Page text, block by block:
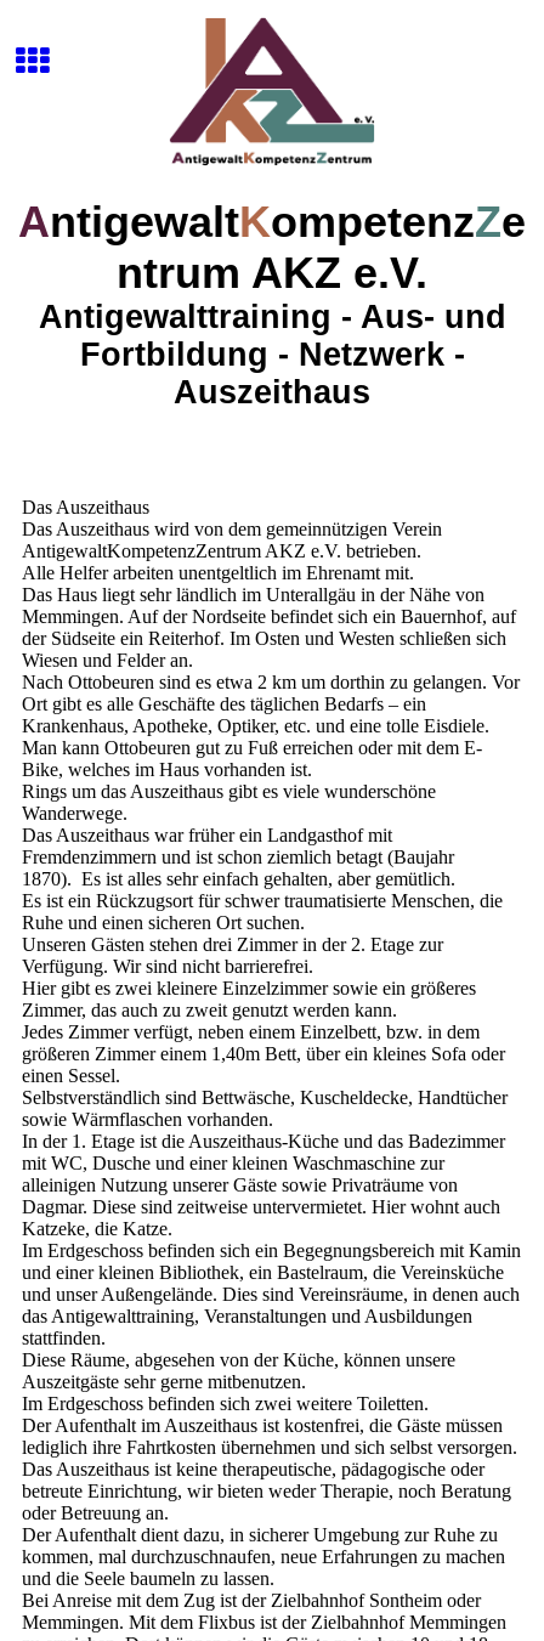
AntigewaltKompetenzZe
ntrum AKZ e.V.
Antigewalttraining - Aus- und
Fortbildung - Netzwerk -
Auszeithaus
Das Auszeithaus
Das Auszeithaus wird von dem gemeinnützigen Verein
AntigewaltKompetenzZentrum AKZ e.V. betrieben.
Alle Helfer arbeiten unentgeltlich im Ehrenamt mit.
Das Haus liegt sehr ländlich im Unterallgäu in der Nähe von
Memmingen. Auf der Nordseite befindet sich ein Bauernhof, auf
der Südseite ein Reiterhof. Im Osten und Westen schließen sich
Wiesen und Felder an.
Nach Ottobeuren sind es etwa 2 km um dorthin zu gelangen. Vor
Ort gibt es alle Geschäfte des täglichen Bedarfs – ein
Krankenhaus, Apotheke, Optiker, etc. und eine tolle Eisdiele.
Man kann Ottobeuren gut zu Fuß erreichen oder mit dem E-
Bike, welches im Haus vorhanden ist.
Rings um das Auszeithaus gibt es viele wunderschöne
Wanderwege.
Das Auszeithaus war früher ein Landgasthof mit
Fremdenzimmern und ist schon ziemlich betagt (Baujahr
1870). Es ist alles sehr einfach gehalten, aber gemütlich.
Es ist ein Rückzugsort für schwer traumatisierte Menschen, die
Ruhe und einen sicheren Ort suchen.
Unseren Gästen stehen drei Zimmer in der 2. Etage zur
Verfügung. Wir sind nicht barrierefrei.
Hier gibt es zwei kleinere Einzelzimmer sowie ein größeres
Zimmer, das auch zu zweit genutzt werden kann.
Jedes Zimmer verfügt, neben einem Einzelbett, bzw. in dem
größeren Zimmer einem 1,40m Bett, über ein kleines Sofa oder
einen Sessel.
Selbstverständlich sind Bettwäsche, Kuscheldecke, Handtücher
sowie Wärmflaschen vorhanden.
In der 1. Etage ist die Auszeithaus-Küche und das Badezimmer
mit WC, Dusche und einer kleinen Waschmaschine zur
alleinigen Nutzung unserer Gäste sowie Privaträume von
Dagmar. Diese sind zeitweise untervermietet. Hier wohnt auch
Katzeke, die Katze.
Im Erdgeschoss befinden sich ein Begegnungsbereich mit Kamin
und einer kleinen Bibliothek, ein Bastelraum, die Vereinsküche
und unser Außengelände. Dies sind Vereinsräume, in denen auch
das Antigewalttraining, Veranstaltungen und Ausbildungen
stattfinden.
Diese Räume, abgesehen von der Küche, können unsere
Auszeitgäste sehr gerne mitbenutzen.
Im Erdgeschoss befinden sich zwei weitere Toiletten.
Der Aufenthalt im Auszeithaus ist kostenfrei, die Gäste müssen
lediglich ihre Fahrtkosten übernehmen und sich selbst versorgen.
Das Auszeithaus ist keine therapeutische, pädagogische oder
betreute Einrichtung, wir bieten weder Therapie, noch Beratung
oder Betreuung an.
Der Aufenthalt dient dazu, in sicherer Umgebung zur Ruhe zu
kommen, mal durchzuschnaufen, neue Erfahrungen zu machen
und die Seele baumeln zu lassen.
Bei Anreise mit dem Zug ist der Zielbahnhof Sontheim oder
Memmingen. Mit dem Flixbus ist der Zielbahnhof Memmingen